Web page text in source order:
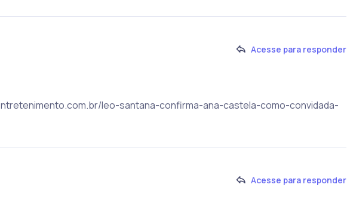
Acesse para responder
leo-santana-confirma-ana-castela-como-convidada-
Acesse para responder